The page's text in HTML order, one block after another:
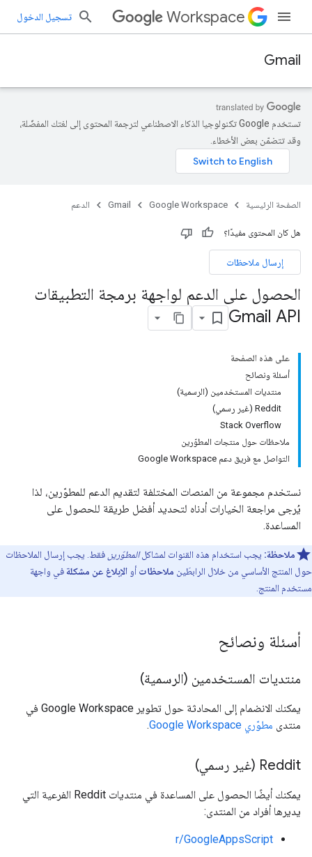
Workspace تسجيل الدخول
Gmail
تستخدم Google تكنولوجيا الذكاء الاصطناعي لترجمة المحتوى إلى لغتك المفضّلة،
وقد تتضمّن بعض الأخطاء.
الصفحة الرئيسية Google Workspace
Gmail الدعم
هل كان المحتوى مفيدًا؟
إرسال ملاحظات
الحصول على الدعم لواجهة برمجة التطبيقات
Gmail API
على هذه الصفحة
أسئلة ونصائح
منتديات المستخدمين (الرسمية)
‫Reddit (غير رسمي)
Stack Overflow
ملاحظات حول منتجات المطوّرين
التواصل مع فريق دعم Google Workspace
نستخدم مجموعة من المنصات المختلفة لتقديم الدعم للمطوّرين، لذا
يُرجى مراجعة الخيارات أدناه لتحديد أفضل طريقة للحصول على
المساعدة.
ملاحظة: يجب استخدام هذه القنوات لمشاكلالمطوّرين فقط. يجب إرسال الملاحظات
حول المنتج الأساسي من خلال الرابطَين ملاحظات أو الإبلاغ عن مشكلة في واجهة
مستخدم المنتج.
أسئلة ونصائح
منتديات المستخدمين (الرسمية)
يمكنك الانضمام إلى المحادثة حول تطوير Google Workspace في
منتدى مطوّري Google Workspace .
‫Reddit (غير رسمي)
يمكنك أيضًا الحصول على المساعدة في منتديات Reddit الفرعية التي
يديرها أفراد من المنتدى:
r/GoogleAppsScript